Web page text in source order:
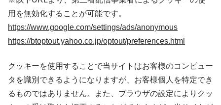
用を無効化することが可能です。
https://www.google.com/settings/ads/anonymous
https://btoptout.yahoo.co.jp/optout/preferences.html
クッキーを使用することで当サイトはお客様のコンピュー
タを識別できるようになりますが、お客様個人を特定でき
るものではありません。また、ブラウザの設定によりクッ